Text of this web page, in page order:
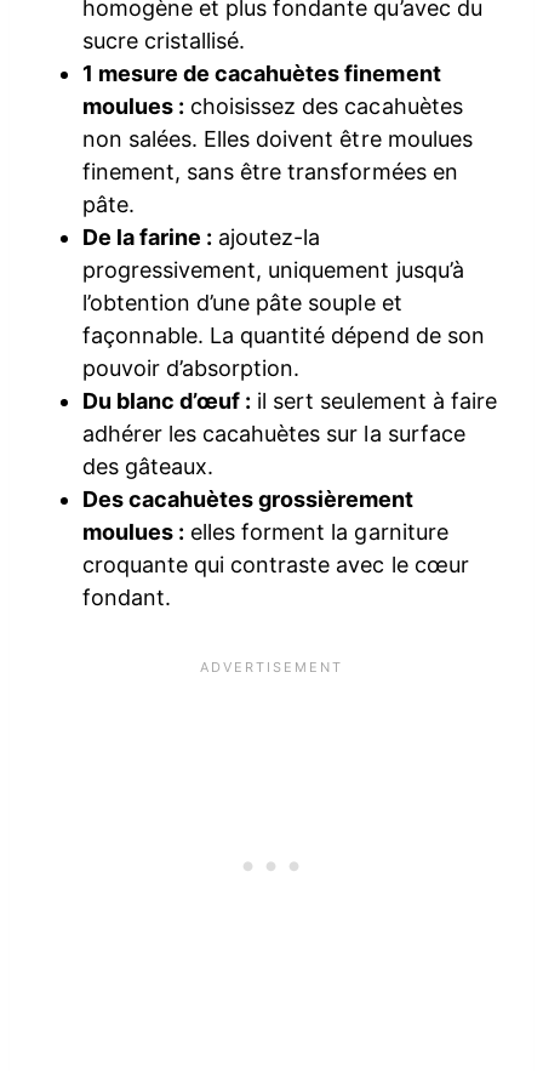
homogène et plus fondante qu’avec du
sucre cristallisé.
1 mesure de cacahuètes finement
moulues : choisissez des cacahuètes
non salées. Elles doivent être moulues
finement, sans être transformées en
pâte.
De la farine : ajoutez-la
progressivement, uniquement jusqu’à
l’obtention d’une pâte souple et
façonnable. La quantité dépend de son
pouvoir d’absorption.
Du blanc d’œuf : il sert seulement à faire
adhérer les cacahuètes sur la surface
des gâteaux.
Des cacahuètes grossièrement
moulues : elles forment la garniture
croquante qui contraste avec le cœur
fondant.